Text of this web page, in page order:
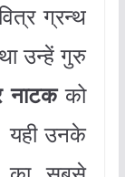
ग्रन्थ
उन्हें गुरु
नाटकको
यही उनके